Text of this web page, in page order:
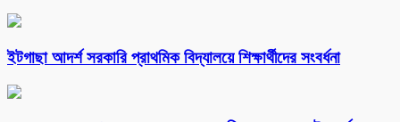
ইটগাছা আদর্শ সরকারি প্রাথমিক বিদ্যালয়ে শিক্ষার্থীদের সংবর্ধনা